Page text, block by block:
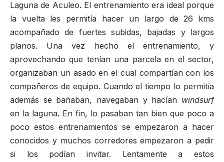
Laguna de Aculeo. El entrenamiento era ideal porque
la vuelta les permitía hacer un largo de 26 kms
acompañado de fuertes subidas, bajadas y largos
planos. Una vez hecho el entrenamiento, y
aprovechando que tenían una parcela en el sector,
organizaban un asado en el cual compartían con los
compañeros de equipo. Cuando el tiempo lo permitía
además se bañaban, navegaban y hacían windsurf
en la laguna. En fin, lo pasaban tan bien que poco a
poco estos entrenamientos se empezaron a hacer
conocidos y muchos corredores empezaron a pedir
si los podían invitar. Lentamente a estos